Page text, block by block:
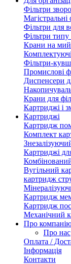
Фільтри
Магістральні
Фільтри для
Фільтри
Крани на
Фільтри-
Промислові
Диспенсери
Крани для
Картриджі і
Картриджі
Картридж
Комплект
Картриджі
Вугільний
картридж
Картридж
Картридж
Механічний
Про
Про нас
Оплата /
Інформація
Контакти